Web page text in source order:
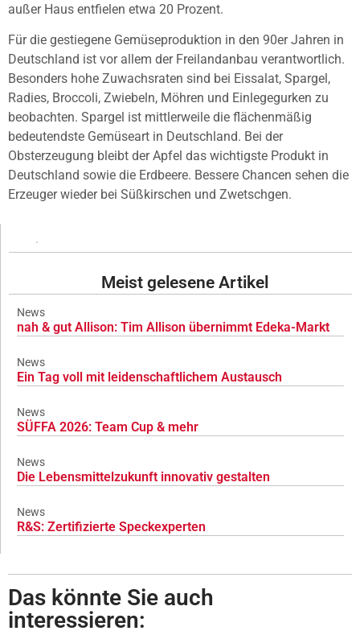
außer Haus entfielen etwa 20 Prozent.
Für die gestiegene Gemüseproduktion in den 90er Jahren in
Deutschland ist vor allem der Freilandanbau verantwortlich.
Besonders hohe Zuwachsraten sind bei Eissalat, Spargel,
Radies, Broccoli, Zwiebeln, Möhren und Einlegegurken zu
beobachten. Spargel ist mittlerweile die flächenmäßig
bedeutendste Gemüseart in Deutschland. Bei der
Obsterzeugung bleibt der Apfel das wichtigste Produkt in
Deutschland sowie die Erdbeere. Bessere Chancen sehen die
Erzeuger wieder bei Süßkirschen und Zwetschgen.
Meist gelesene Artikel
News
nah & gut Allison: Tim Allison übernimmt Edeka-Markt
News
Ein Tag voll mit leidenschaftlichem Austausch
News
SÜFFA 2026: Team Cup & mehr
News
Die Lebensmittelzukunft innovativ gestalten
News
R&S: Zertifizierte Speckexperten
Das könnte Sie auch
interessieren: